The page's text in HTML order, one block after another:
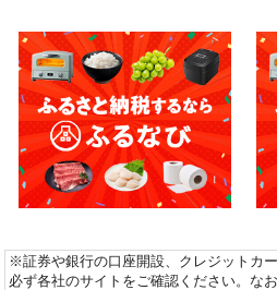
※証券や銀行の口座開設、クレジットカ
必ず各社のサイトをご確認ください。な